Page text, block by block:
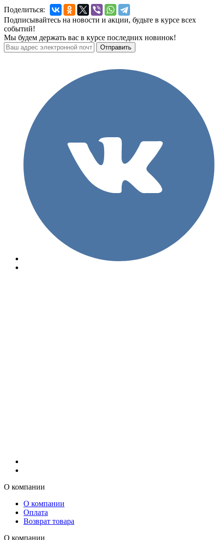
Поделиться:
Подписывайтесь на новости и акции, будьте в курсе всех
событий!
Мы будем держать вас в курсе последних новинок!
О компании
О компании
Оплата
Возврат товара
О компании